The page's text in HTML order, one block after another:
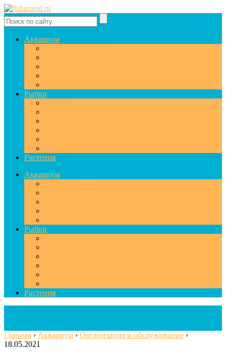
Аквариум
Рыбки
Растения
Аквариум
Рыбки
Растения
Главная › Аквариум › Организация и обслуживание ›
18.05.2021